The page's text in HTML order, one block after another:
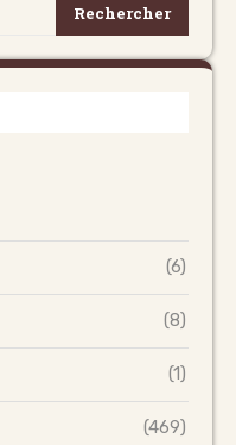
Rechercher
(6)
(8)
(1)
(469)